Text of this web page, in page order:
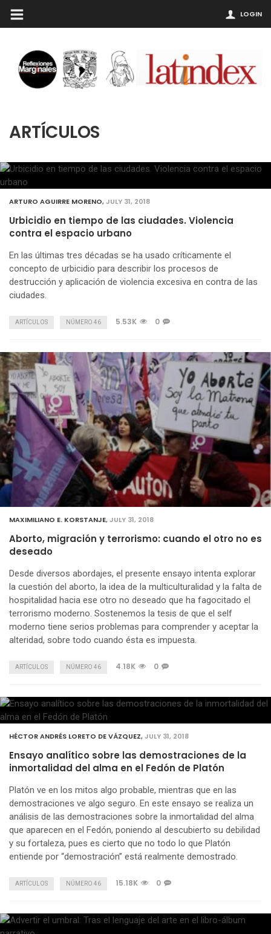
LOGIN
ARTÍCULOS
ARTURO AGUIRRE MORENO,JULY 31, 2018
Urbicidio en tiempo de las ciudades. Violencia
contra el espacio urbano
En las últimas tres décadas se ha usado críticamente el
concepto de urbicidio para describir los procesos de
destrucción y aplicación de violencia excesiva en contra de las
ciudades.
ARTÍCULOS NÚMERO 46 5.53K 0
MAXIMILIANO E. KORSTANJE,JULY 31, 2018
Aborto, migración y terrorismo: cuando el otro no es
deseado
Desde diversos abordajes, el presente ensayo intenta explorar
la cuestión del aborto, la idea de la multiculturalidad y la falta de
hospitalidad hacia ese otro no deseado que ha fagocitado el
terrorismo moderno. Sostenemos la tesis de que el self
moderno tiene serios problemas para comprender y aceptar la
alteridad, sobre todo cuando ésta es impuesta.
ARTÍCULOS NÚMERO 46 4.18K 0
HÉCTOR ANDRÉS LORETO DE VÁZQUEZ,JULY 31, 2018
Ensayo analítico sobre las demostraciones de la
inmortalidad del alma en el Fedón de Platón
Platón ve en los mitos algo probable, mientras que en las
demostraciones ve algo seguro. En este ensayo se realiza un
análisis de las demostraciones sobre la inmortalidad del alma
que aparecen en el Fedón, poniendo al descubierto su debilidad
y su fortaleza, pues es cierto que no todo lo que Platón
entiende por “demostración” está realmente demostrado.
ARTÍCULOS NÚMERO 46 15.18K 0